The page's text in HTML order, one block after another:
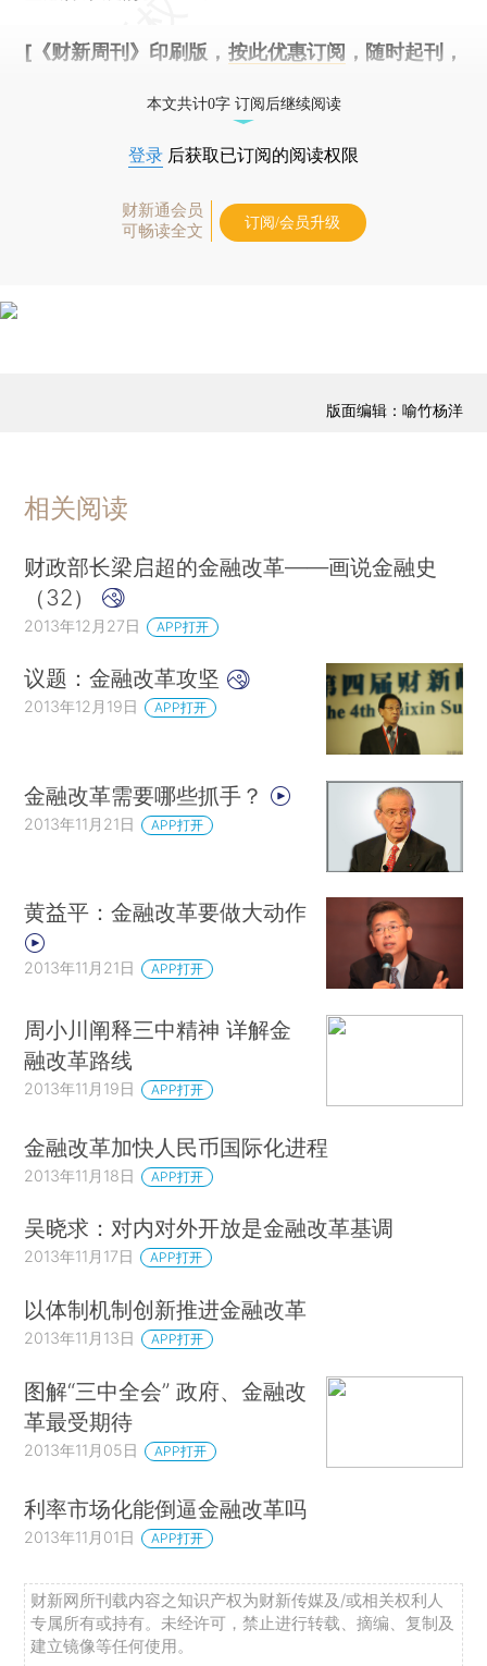
[《财新周刊》印刷版， 按此优惠订阅 ，随时起刊，
本文共计0字 订阅后继续阅读
登录 后获取已订阅的阅读权限
财新通会员
可畅读全文
订阅/会员升级
版面编辑：喻竹杨洋
相关阅读
财政部长梁启超的金融改革——画说金融史
（32）
2013年12月27日 APP打开
议题：金融改革攻坚
2013年12月19日 APP打开
金融改革需要哪些抓手？
2013年11月21日 APP打开
黄益平：金融改革要做大动作
2013年11月21日 APP打开
周小川阐释三中精神 详解金
融改革路线
2013年11月19日 APP打开
金融改革加快人民币国际化进程
2013年11月18日 APP打开
吴晓求：对内对外开放是金融改革基调
2013年11月17日 APP打开
以体制机制创新推进金融改革
2013年11月13日 APP打开
图解“三中全会” 政府、金融改
革最受期待
2013年11月05日 APP打开
利率市场化能倒逼金融改革吗
2013年11月01日 APP打开
财新网所刊载内容之知识产权为财新传媒及/或相关权利人
专属所有或持有。未经许可，禁止进行转载、摘编、复制及
建立镜像等任何使用。